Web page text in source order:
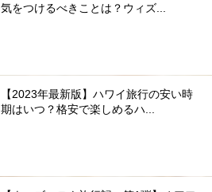
気をつけるべきことは？ウィズ...
【2023年最新版】ハワイ旅行の安い時
期はいつ？格安で楽しめるハ...